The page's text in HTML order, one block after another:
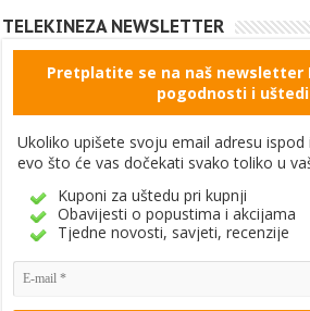
TELEKINEZA NEWSLETTER
Pretplatite se na naš
pogodnosti i
Ukoliko upišete svoju email adresu ispod
evo što će vas dočekati svako toliko u
Kuponi za uštedu pri kupnji
Obavijesti o popustima i akcijama
Tjedne novosti, savjeti, recenzije